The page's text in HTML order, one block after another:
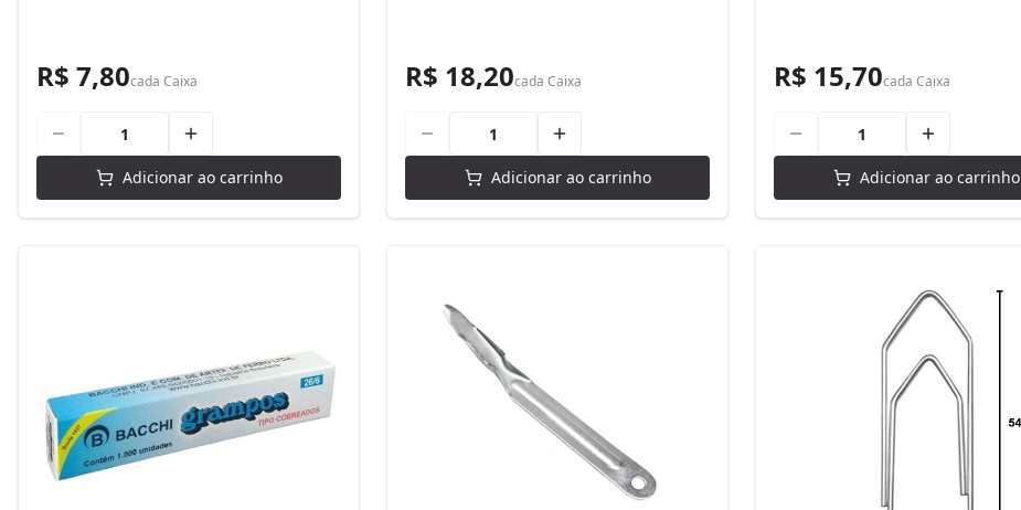
R$ 7,80cada Caixa
Adicionar ao carrinho
R$ 18,20cada Caixa
Adicionar ao carrinho
R$ 15,70cada Caixa
Adicionar ao carrinho